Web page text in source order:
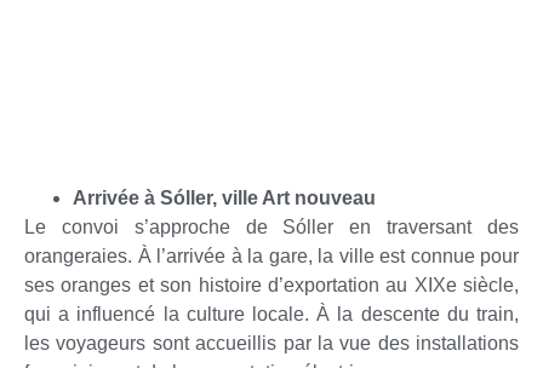
Arrivée à Sóller, ville Art nouveau
Le convoi s’approche de Sóller en traversant des
orangeraies. À l’arrivée à la gare, la ville est connue pour
ses oranges et son histoire d’exportation au XIXe siècle,
qui a influencé la culture locale. À la descente du train,
les voyageurs sont accueillis par la vue des installations